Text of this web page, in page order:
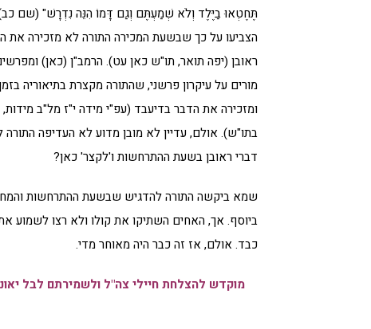
תֶּחֶטְאוּ בַיֶּלֶד וְלֹא שְׁמַעְתֶּם וְגַם דָּמוֹ הִנֵּה נִדְרָשׁ" (שם
הצביעו על כך שבשעת המכירה התורה לא מזכירה את
ראובן (יפה תואר, תו"ש כאן עט). הרמב"ן (כאן)
מורים על עיקרון פרשני, שהתורה מקצרת בתיאוריה
ומזכירה את הדבר בדיעבד (עפ"י מידה י"ז מל"ב מידות,
בתו"ש). אולם, עדיין לא מובן מדוע לא העדיפה התורה
דברי ראובן בשעת ההתרחשות ו'לקצר' כאן?
שמא ביקשה התורה להדגיש שבשעת ההתרחשות
ביוסף. אך, האחים השתיקו את קולו ולא רצו לשמוע
כבד. אולם, אז זה כבר היה מאוחר מדי.
מוקדש להצלחת חיילי צה"ל ולשמירתם לבל